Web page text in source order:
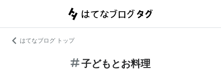
はてなブログ トップ
子どもとお料理